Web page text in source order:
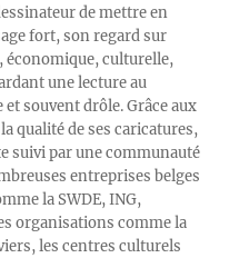
de mettre en
fort, son regard sur
économique, culturelle,
une lecture au
souvent drôle. Grâce aux
qualité de ses caricatures,
suivi par une communauté
entreprises belges
la SWDE, ING,
organisations comme la
les centres culturels